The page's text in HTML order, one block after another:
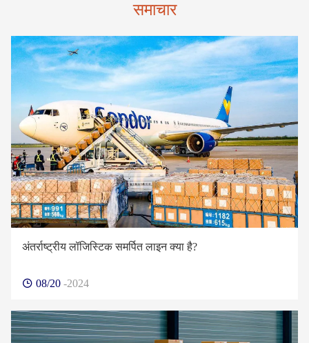
समाचार
अंतर्राष्ट्रीय लॉजिस्टिक समर्पित लाइन क्या है?
08/20 -2024